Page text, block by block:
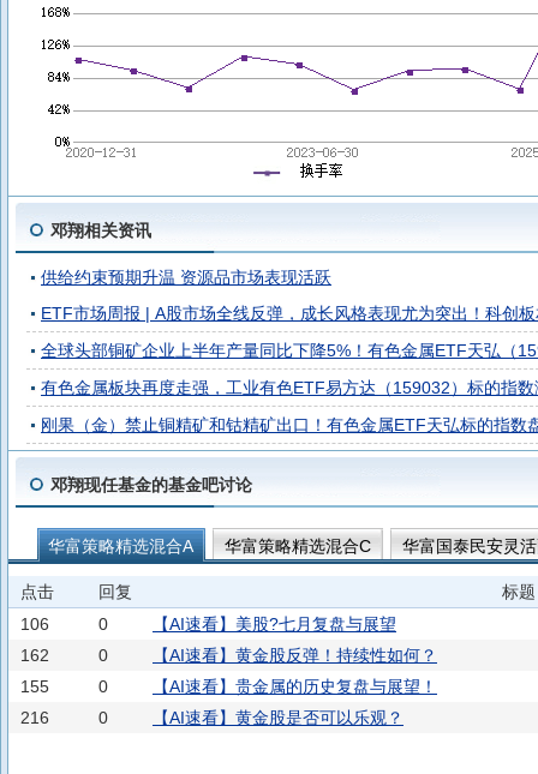
邓翔相关资讯
供给约束预期升温 资源品市场表现活跃
ETF市场周报 | A股市场全线反弹，成长风格表现尤为突出！科创
全球头部铜矿企业上半年产量同比下降5%！有色金属ETF天弘（
有色金属板块再度走强，工业有色ETF易方达（159032）标的指
刚果（金）禁止铜精矿和钴精矿出口！有色金属ETF天弘标的指
邓翔现任基金的基金吧讨论
华富策略精选混合A 华富策略精选混合C
华富国泰民安灵
华富成长企业精选股票A
点击 回复
标题
106
0
【AI速看】美股?七月复盘与展望
162
0
【AI速看】黄金股反弹！持续性如何？
155
0
【AI速看】贵金属的历史复盘与展望！
216
0 【AI速看】黄金股是否可以乐观？